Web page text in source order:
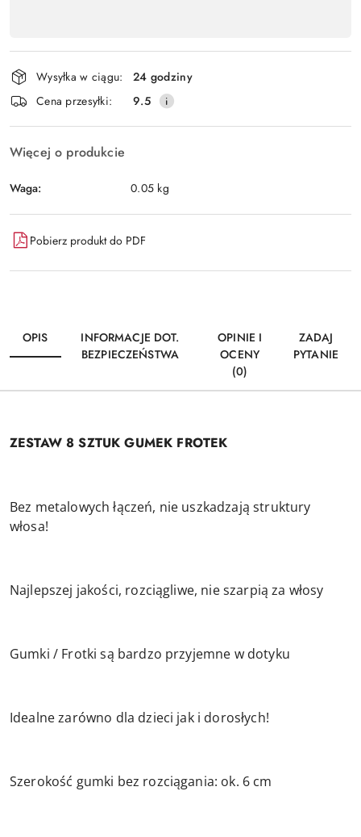
płatność
i
dostawa
Wysyłka w ciągu:
24 godziny
Cena przesyłki:
9.5
Więcej o produkcie
Waga: 0.05 kg
Pobierz produkt do PDF
OPIS
INFORMACJE DOT.
BEZPIECZEŃSTWA
OPINIE I
OCENY
(0)
ZADAJ
PYTANIE
ZESTAW 8 SZTUK GUMEK FROTEK
Bez metalowych łączeń, nie uszkadzają struktury
włosa!
Najlepszej jakości, rozciągliwe, nie szarpią za włosy
Gumki / Frotki są bardzo przyjemne w dotyku
Idealne zarówno dla dzieci jak i dorosłych!
Szerokość gumki bez rozciągania: ok. 6 cm